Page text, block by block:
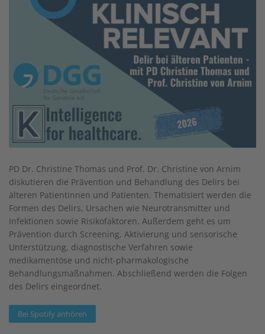
PD Dr. Christine Thomas und Prof. Dr. Christine von Arnim
diskutieren die Prävention und Behandlung des Delirs bei
älteren Patientinnen und Patienten. Thematisiert werden die
Formen des Delirs, Ursachen wie Neurotransmitter und
Infektionen sowie Risikofaktoren. Außerdem geht es um
Prävention durch Screening, Aktivierung und sensorische
Unterstützung, diagnostische Verfahren sowie
medikamentöse und nicht-pharmakologische
Behandlungsmaßnahmen. Abschließend werden die Folgen
des Delirs eingeordnet.
Bei Spotify anhören